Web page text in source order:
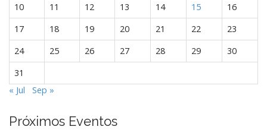
10
11 12 13 14 15
16
17
18 19 20 21 22
23
24
25 26 27 28 29
30
31
« Jul
Sep »
Próximos Eventos